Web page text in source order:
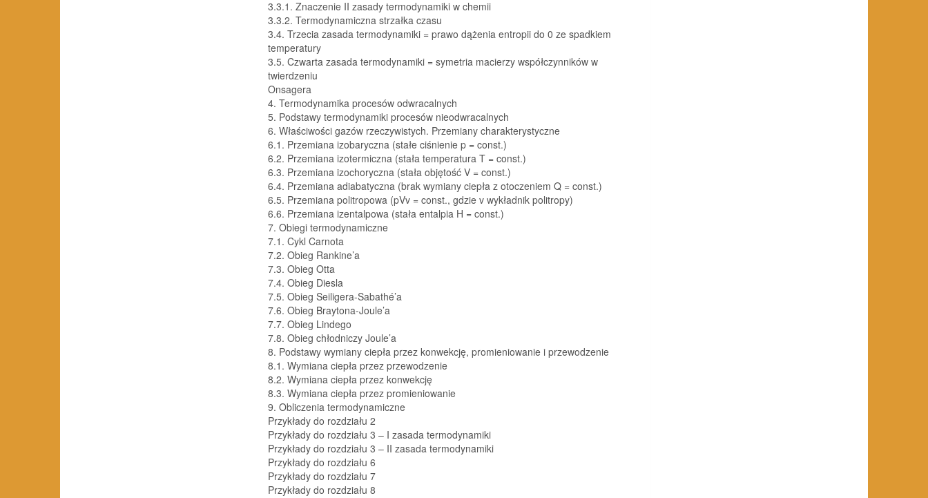
3.3.1. Znaczenie II zasady termodynamiki w chemii
3.3.2. Termodynamiczna strzałka czasu
3.4. Trzecia zasada termodynamiki = prawo dążenia entropii do 0 ze spadkiem
temperatury
3.5. Czwarta zasada termodynamiki = symetria macierzy współczynników w
twierdzeniu
Onsagera
4. Termodynamika procesów odwracalnych
5. Podstawy termodynamiki procesów nieodwracalnych
6. Właściwości gazów rzeczywistych. Przemiany charakterystyczne
6.1. Przemiana izobaryczna (stałe ciśnienie p = const.)
6.2. Przemiana izotermiczna (stała temperatura T = const.)
6.3. Przemiana izochoryczna (stała objętość V = const.)
6.4. Przemiana adiabatyczna (brak wymiany ciepła z otoczeniem Q = const.)
6.5. Przemiana politropowa (pVv = const., gdzie v wykładnik politropy)
6.6. Przemiana izentalpowa (stała entalpia H = const.)
7. Obiegi termodynamiczne
7.1. Cykl Carnota
7.2. Obieg Rankine’a
7.3. Obieg Otta
7.4. Obieg Diesla
7.5. Obieg Seiligera-Sabathé’a
7.6. Obieg Braytona-Joule’a
7.7. Obieg Lindego
7.8. Obieg chłodniczy Joule’a
8. Podstawy wymiany ciepła przez konwekcję, promieniowanie i przewodzenie
8.1. Wymiana ciepła przez przewodzenie
8.2. Wymiana ciepła przez konwekcję
8.3. Wymiana ciepła przez promieniowanie
9. Obliczenia termodynamiczne
Przykłady do rozdziału 2
Przykłady do rozdziału 3 – I zasada termodynamiki
Przykłady do rozdziału 3 – II zasada termodynamiki
Przykłady do rozdziału 6
Przykłady do rozdziału 7
Przykłady do rozdziału 8